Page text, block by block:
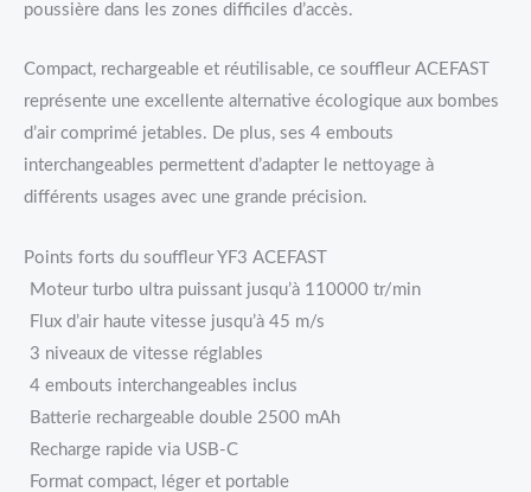
poussière dans les zones difficiles d’accès.
Compact, rechargeable et réutilisable, ce souffleur ACEFAST
représente une excellente alternative écologique aux bombes
d’air comprimé jetables. De plus, ses 4 embouts
interchangeables permettent d’adapter le nettoyage à
différents usages avec une grande précision.
Points forts du souffleur YF3 ACEFAST
Moteur turbo ultra puissant jusqu’à 110000 tr/min
Flux d’air haute vitesse jusqu’à 45 m/s
3 niveaux de vitesse réglables
4 embouts interchangeables inclus
Batterie rechargeable double 2500 mAh
Recharge rapide via USB-C
Format compact, léger et portable